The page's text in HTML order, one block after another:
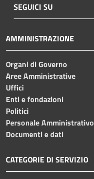
SEGUICI SU
AMMINISTRAZIONE
Organi di Governo
Aree Amministrative
Uffici
Enti e fondazioni
Politici
Personale Amministrativo
Documenti e dati
CATEGORIE DI SERVIZIO